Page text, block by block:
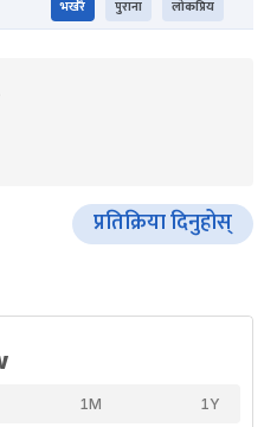
भर्खरै पुराना लोकप्रिय
प्रतिक्रिया दिनुहोस्